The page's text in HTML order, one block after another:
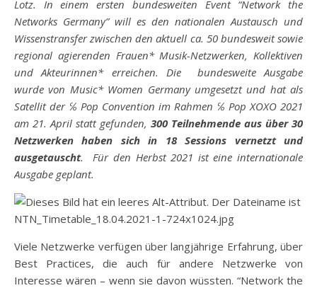
Lotz. In einem ersten bundesweiten Event “Network the
Networks Germany” will es den nationalen Austausch und
Wissenstransfer zwischen den aktuell ca. 50 bundesweit sowie
regional agierenden Frauen* Musik-Netzwerken, Kollektiven
und Akteurinnen* erreichen. Die bundesweite Ausgabe
wurde von Music* Women Germany umgesetzt und hat als
Satellit der ℅ Pop Convention im Rahmen ℅ Pop XOXO 2021
am 21. April statt gefunden, 300 Teilnehmende aus über 30
Netzwerken haben sich in 18 Sessions vernetzt und
ausgetauscht. Für den Herbst 2021 ist eine internationale
Ausgabe geplant.
Viele Netzwerke verfügen über langjährige Erfahrung, über
Best Practices, die auch für andere Netzwerke von
Interesse wären – wenn sie davon wüssten. “Network the